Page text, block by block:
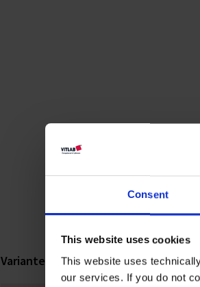
Consent
This website uses cookies
This website uses
our services. If you do not
Varianten / Größen